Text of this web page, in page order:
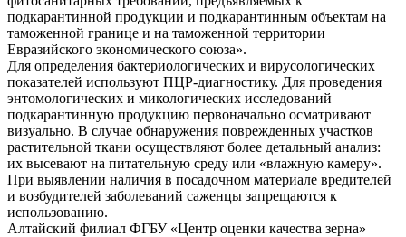
подкарантинной продукции и подкарантинным объектам на
таможенной границе и на таможенной территории
Евразийского экономического союза».
Для определения бактериологических и вирусологических
показателей используют ПЦР-диагностику. Для проведения
энтомологических и микологических исследований
подкарантинную продукцию первоначально осматривают
визуально. В случае обнаружения поврежденных участков
растительной ткани осуществляют более детальный анализ:
их высевают на питательную среду или «влажную камеру».
При выявлении наличия в посадочном материале вредителей
и возбудителей заболеваний саженцы запрещаются к
использованию.
Алтайский филиал ФГБУ «Центр оценки качества зерна»